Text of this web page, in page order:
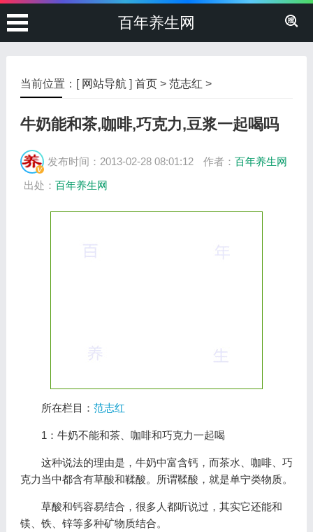
百年养生网
当前位置：[ 网站导航 ] 首页> 范志红 >
牛奶能和茶,咖啡,巧克力,豆浆一起喝吗
发布时间：2013-02-28 08:01:12 作者： 百年养生网
出处： 百年养生网
所在栏目： 范志红
1：牛奶不能和茶、咖啡和巧克力一起喝
这种说法的理由是，牛奶中富含钙，而茶水、咖啡、巧
克力当中都含有草酸和鞣酸。所谓鞣酸，就是单宁类物质。
草酸和钙容易结合，很多人都听说过，其实它还能和
镁、铁、锌等多种矿物质结合。